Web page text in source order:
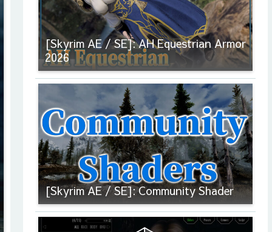
[Skyrim AE / SE]: AH Equestrian Armor
2026
[Skyrim AE / SE]: Community Shader